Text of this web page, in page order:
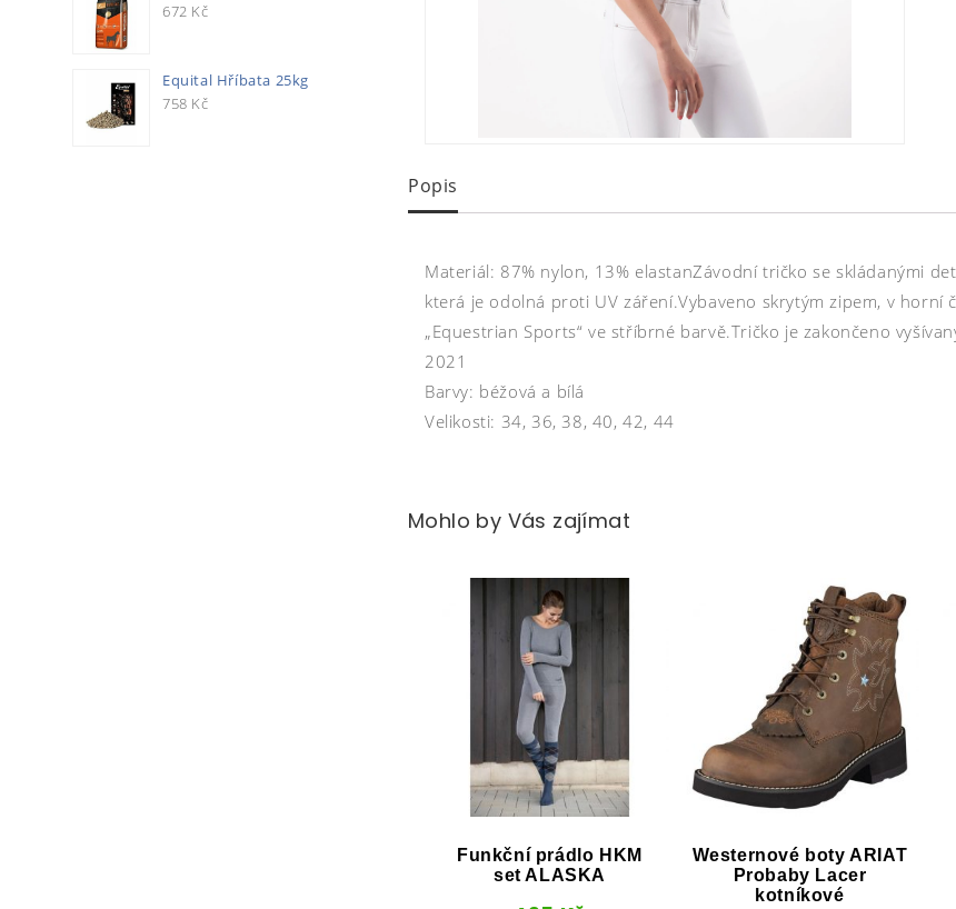
Popis
Materiál: 87% nylon, 13% elastanZávodní tričko se skládanými
která je odolná proti UV záření.Vybaveno skrytým zipem, v horní
„Equestrian Sports“ ve stříbrné barvě.Tričko je zakončeno
2021
Barvy: béžová a bílá
Velikosti: 34, 36, 38, 40, 42, 44
Mohlo by Vás zajímat
Funkční prádlo HKM
set ALASKA
Westernové boty ARIAT
Probaby Lacer
kotníkové
672 Kč
Equital Hříbata 25kg
758 Kč